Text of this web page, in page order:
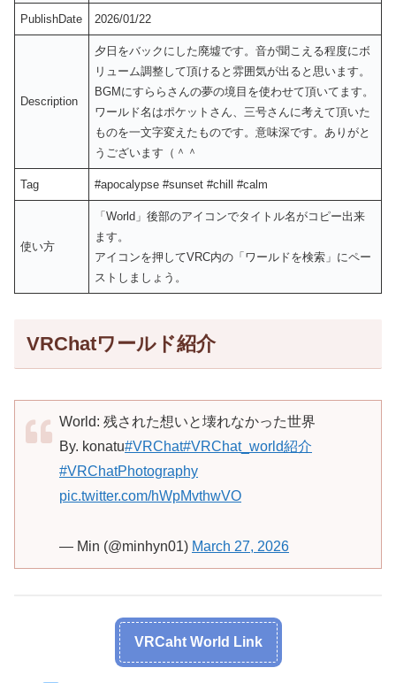
PublishDate 2026/01/22
Description
夕日をバックにした廃墟です。音が聞こえる程度にボ
リューム調整して頂けると雰囲気が出ると思います。
BGMにすららさんの夢の境目を使わせて頂いてます。
ワールド名はポケットさん、三号さんに考えて頂いた
ものを一文字変えたものです。意味深です。ありがと
うございます（＾＾
Tag #apocalypse #sunset #chill #calm
使い方
「World」後部のアイコンでタイトル名がコピー出来
ます。
アイコンを押してVRC内の「ワールドを検索」にペー
ストしましょう。
VRChatワールド紹介
World: 残された想いと壊れなかった世界
By. konatu#VRChat#VRChat_world紹介
#VRChatPhotography
pic.twitter.com/hWpMvthwVO
— Min (@minhyn01) March 27, 2026
VRCaht World Link